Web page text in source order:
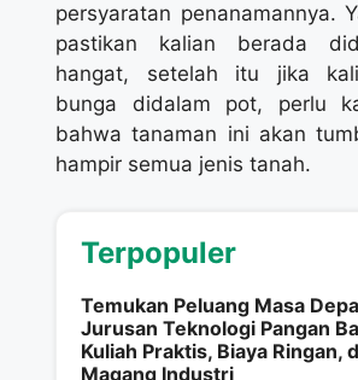
persyaratan penanamannya.
pastikan kalian berada
hangat, setelah itu jika
bunga didalam pot, perlu
bahwa tanaman ini akan
hampir semua jenis tanah.
Terpopuler
Temukan Peluang Masa
Jurusan Teknologi Pangan
Kuliah Praktis, Biaya Ringan,
Magang Industri